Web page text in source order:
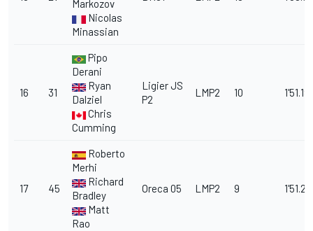
Markozov
Nicolas
Minassian
16 31
Pipo
Derani
Ryan
Dalziel
Chris
Cumming
Ligier JS
P2
LMP2 10
17 45
Roberto
Merhi
Richard
Bradley
Matt
Rao
Oreca 05 LMP2 9